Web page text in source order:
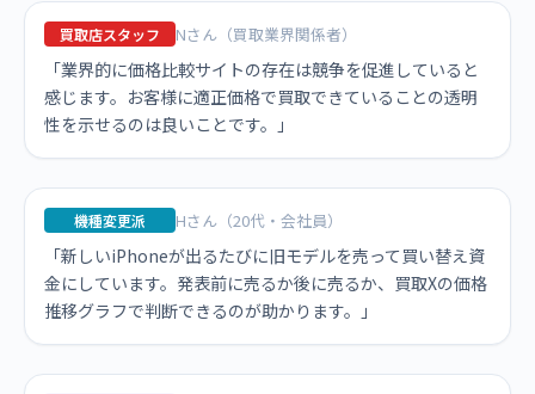
買取店スタッフ Nさん（買取業界関係者）
「業界的に価格比較サイトの存在は競争を促進していると
感じます。お客様に適正価格で買取できていることの透明
性を示せるのは良いことです。」
機種変更派 Hさん（20代・会社員）
「新しいiPhoneが出るたびに旧モデルを売って買い替え資
金にしています。発表前に売るか後に売るか、買取Xの価格
推移グラフで判断できるのが助かります。」